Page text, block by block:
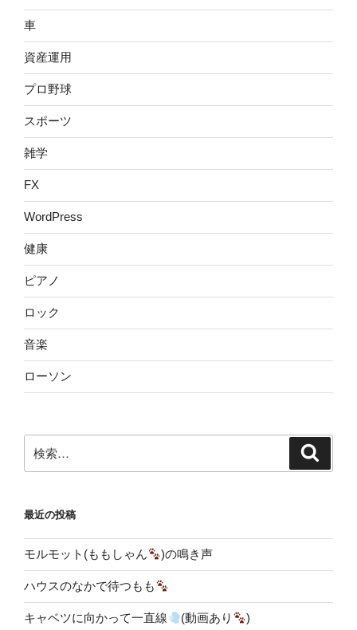
車
資産運用
プロ野球
スポーツ
雑学
FX
WordPress
健康
ピアノ
ロック
音楽
ローソン
索:
最近の投稿
モルモット(ももしゃん )の鳴き声
ハウスのなかで待つもも
キャベツに向かって一直線 (動画あり )